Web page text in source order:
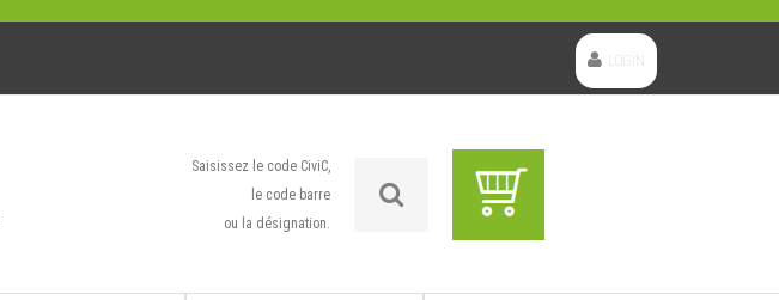
Saisissez le code CiviC,
le code barre
ou la désignation.